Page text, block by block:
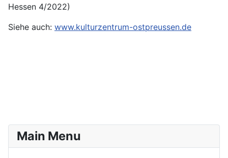
Main Menu
Hessen 4/2022)
Siehe auch: www.kulturzentrum-ostpreussen.de